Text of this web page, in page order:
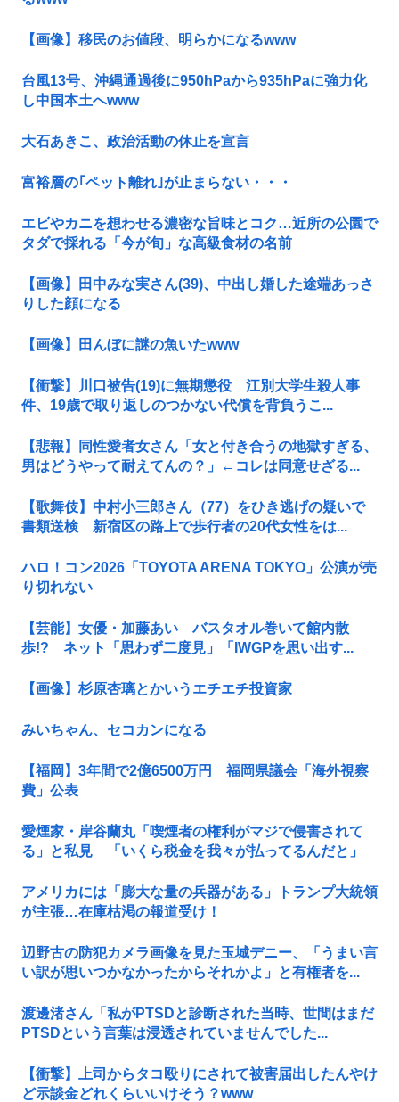
【画像】移民のお値段、明らかになるwww
台風13号、沖縄通過後に950hPaから935hPaに強力化
し中国本土へwww
大石あきこ、政治活動の休止を宣言
富裕層の｢ペット離れ｣が止まらない・・・
エビやカニを想わせる濃密な旨味とコク…近所の公園で
タダで採れる「今が旬」な高級食材の名前
【画像】田中みな実さん(39)、中出し婚した途端あっさ
りした顔になる
【画像】田んぼに謎の魚いたwww
【衝撃】川口被告(19)に無期懲役 江別大学生殺人事
件、19歳で取り返しのつかない代償を背負うこ...
【悲報】同性愛者女さん「女と付き合うの地獄すぎる、
男はどうやって耐えてんの？」←コレは同意せざる...
【歌舞伎】中村小三郎さん（77）をひき逃げの疑いで
書類送検 新宿区の路上で歩行者の20代女性をは...
ハロ！コン2026「TOYOTA ARENA TOKYO」公演が売
り切れない
【芸能】女優・加藤あい バスタオル巻いて館内散
歩!? ネット「思わず二度見」「IWGPを思い出す...
【画像】杉原杏璃とかいうエチエチ投資家
みいちゃん、セコカンになる
【福岡】3年間で2億6500万円 福岡県議会「海外視察
費」公表
愛煙家・岸谷蘭丸「喫煙者の権利がマジで侵害されて
る」と私見 「いくら税金を我々が払ってるんだと」
アメリカには「膨大な量の兵器がある」トランプ大統領
が主張…在庫枯渇の報道受け！
辺野古の防犯カメラ画像を見た玉城デニー、「うまい言
い訳が思いつかなかったからそれかよ」と有権者を...
渡邊渚さん「私がPTSDと診断された当時、世間はまだ
PTSDという言葉は浸透されていませんでした...
【衝撃】上司からタコ殴りにされて被害届出したんやけ
ど示談金どれくらいいけそう？www